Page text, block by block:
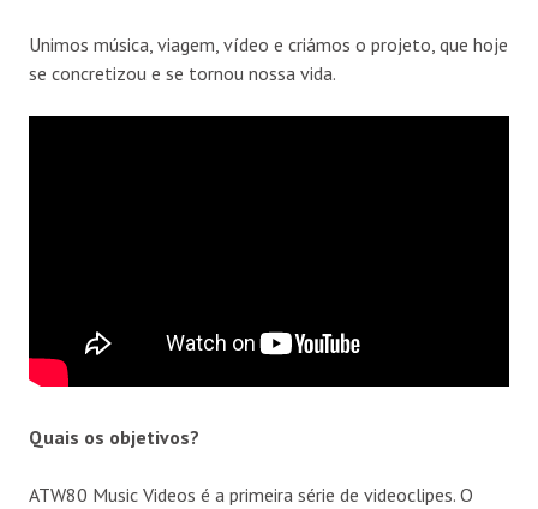
Unimos música, viagem, vídeo e criámos o projeto, que hoje
se concretizou e se tornou nossa vida.
Quais os objetivos?
ATW80 Music Videos é a primeira série de videoclipes. O